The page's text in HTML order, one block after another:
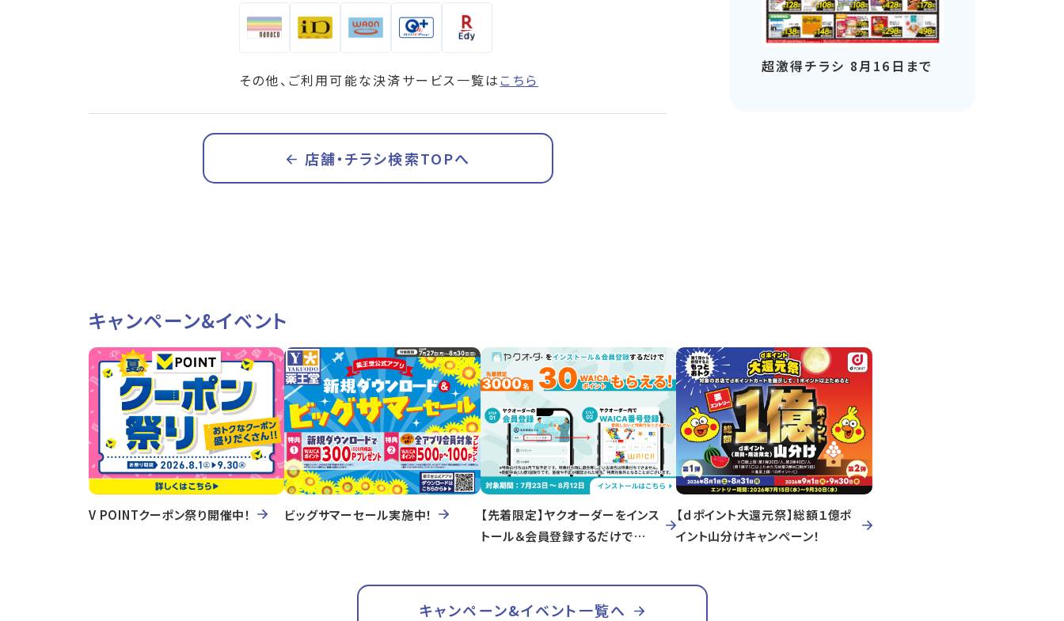
その他、ご利用可能な決済サービス一覧は こちら
店舗・チラシ検索TOPへ
超激得チラシ 8月16日まで
キャンペーン&イベント
V POINTクーポン祭り開催中！ ビッグサマーセール実施中！
【先着限定】ヤクオーダーをインス
トール＆会員登録するだけで
【ｄポイント大還元祭】総額１億ポ
イント山分けキャンペーン！
キャンペーン&イベント一覧へ